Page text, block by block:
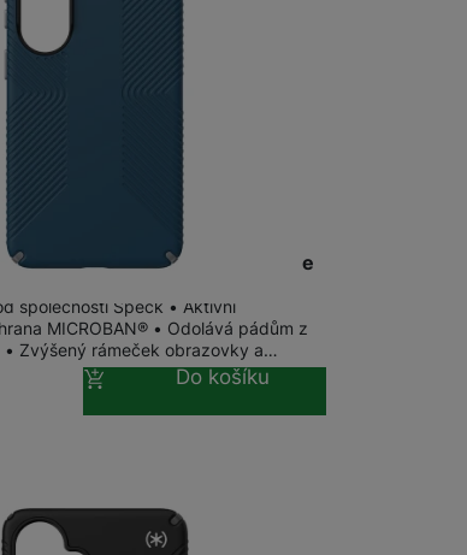
reklamy jak
Grip + Magnet Galaxy S26, Blue
společnosti Speck • Aktivní
MICROBAN® • Odolává pádům z
Zvýšený rámeček obrazovky a…
Do košíku